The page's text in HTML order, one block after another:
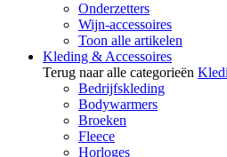
Onderzetters
Wijn-accessoires
Toon alle artikelen
Kleding & Accessoires
Terug naar alle categorieën
Bedrijfskleding
Bodywarmers
Broeken
Fleece
Horloges